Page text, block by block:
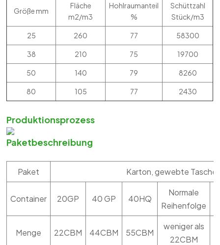
Größe mm
Fläche
m2/m3
Hohlraumanteil
%
Schüttzahl
Stück/m3
25 260 77 58300
38 210 75 19700
50 140 79 8260
80 105 77 2430
Produktionsprozess
Paketbeschreibung
Paket Karton, gewebte
Container 20GP 40 GP 40HQ
Normale
Reihenfolge
Menge 22CBM 44CBM 55CBM
weniger als
22CBM